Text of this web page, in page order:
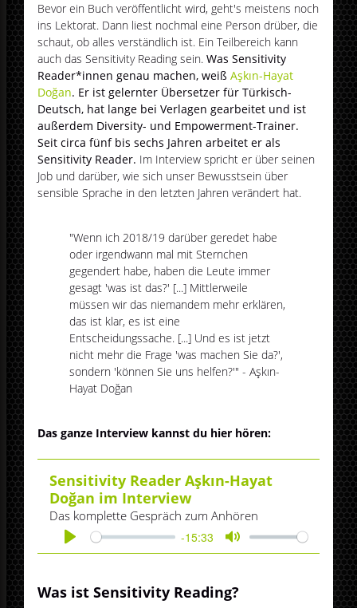
Bevor ein Buch veröffentlicht wird, geht's meistens noch
ins Lektorat. Dann liest nochmal eine Person drüber, die
schaut, ob alles verständlich ist. Ein Teilbereich kann
auch das Sensitivity Reading sein.Was Sensitivity
Reader*innen genau machen, weißAşkın-Hayat
Doğan. Er ist gelernter Übersetzer für Türkisch-
Deutsch, hat lange bei Verlagen gearbeitet und ist
außerdem Diversity- und Empowerment-Trainer.
Seit circa fünf bis sechs Jahren arbeitet er als
Sensitivity Reader. Im Interview spricht er über seinen
Job und darüber, wie sich unser Bewusstsein über
sensible Sprache in den letzten Jahren verändert hat.
"Wenn ich 2018/19 darüber geredet habe
oder irgendwann mal mit Sternchen
gegendert habe, haben die Leute immer
gesagt 'was ist das?' [...] Mittlerweile
müssen wir das niemandem mehr erklären,
das ist klar, es ist eine
Entscheidungssache. [...] Und es ist jetzt
nicht mehr die Frage 'was machen Sie da?',
sondern 'können Sie uns helfen?'" - Aşkın-
Hayat Doğan
Das ganze Interview kannst du hier hören:
Sensitivity Reader Aşkın-Hayat
Doğan im Interview
Das komplette Gespräch zum Anhören
Play
-15:33
Mute
Was ist Sensitivity Reading?